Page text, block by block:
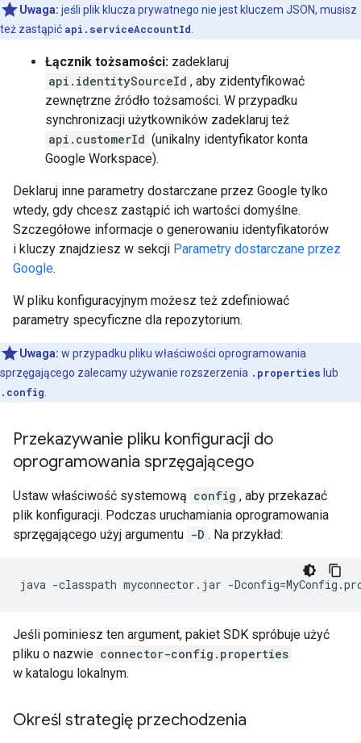
Uwaga: jeśli plik klucza prywatnego nie jest kluczem JSON, musisz
też zastąpić api.serviceAccountId
Łącznik tożsamości: zadeklaruj
api.identitySourceId , aby zidentyfikować
zewnętrzne źródło tożsamości. W przypadku
synchronizacji użytkowników zadeklaruj też
api.customerId (unikalny identyfikator konta
Google Workspace).
Deklaruj inne parametry dostarczane przez Google tylko
wtedy, gdy chcesz zastąpić ich wartości domyślne.
Szczegółowe informacje o generowaniu identyfikatorów
i kluczy znajdziesz w sekcji Parametry dostarczane przez
Google.
W pliku konfiguracyjnym możesz też zdefiniować
parametry specyficzne dla repozytorium.
Uwaga: w przypadku pliku właściwości oprogramowania
sprzęgającego zalecamy używanie rozszerzenia .properties lub
.config
Przekazywanie pliku konfiguracji do
oprogramowania sprzęgającego
Ustaw właściwość systemową config , aby przekazać
plik konfiguracji. Podczas uruchamiania oprogramowania
sprzęgającego użyj argumentu -D . Na przykład:
java -classpath myconnector.jar -Dconfig=
Jeśli pominiesz ten argument, pakiet SDK spróbuje użyć
pliku o nazwie connector-config.properties
w katalogu lokalnym.
Określ strategię przechodzenia